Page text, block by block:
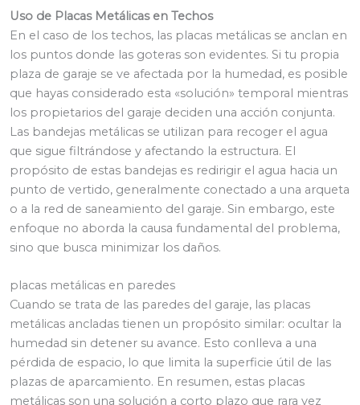
Uso de Placas Metálicas en Techos
En el caso de los techos, las placas metálicas se anclan en
los puntos donde las goteras son evidentes. Si tu propia
plaza de garaje se ve afectada por la humedad, es posible
que hayas considerado esta «solución» temporal mientras
los propietarios del garaje deciden una acción conjunta.
Las bandejas metálicas se utilizan para recoger el agua
que sigue filtrándose y afectando la estructura. El
propósito de estas bandejas es redirigir el agua hacia un
punto de vertido, generalmente conectado a una arqueta
o a la red de saneamiento del garaje. Sin embargo, este
enfoque no aborda la causa fundamental del problema,
sino que busca minimizar los daños.
placas metálicas en paredes
Cuando se trata de las paredes del garaje, las placas
metálicas ancladas tienen un propósito similar: ocultar la
humedad sin detener su avance. Esto conlleva a una
pérdida de espacio, lo que limita la superficie útil de las
plazas de aparcamiento. En resumen, estas placas
metálicas son una solución a corto plazo que rara vez